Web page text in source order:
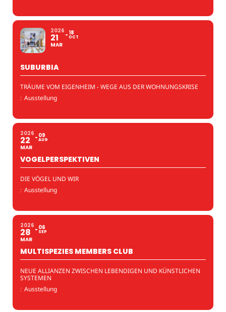
2026
21
MAR
18
OCT
SUBURBIA
TRÄUME VOM EIGENHEIM - WEGE AUS DER WOHNUNGSKRISE
: Ausstellung
2026
22
MAR
09
AUG
VOGELPERSPEKTIVEN
DIE VÖGEL UND WIR
: Ausstellung
2026
28
MAR
06
SEP
MULTISPEZIES MEMBERS CLUB
NEUE ALLIANZEN ZWISCHEN LEBENDIGEN UND KÜNSTLICHEN
SYSTEMEN
: Ausstellung